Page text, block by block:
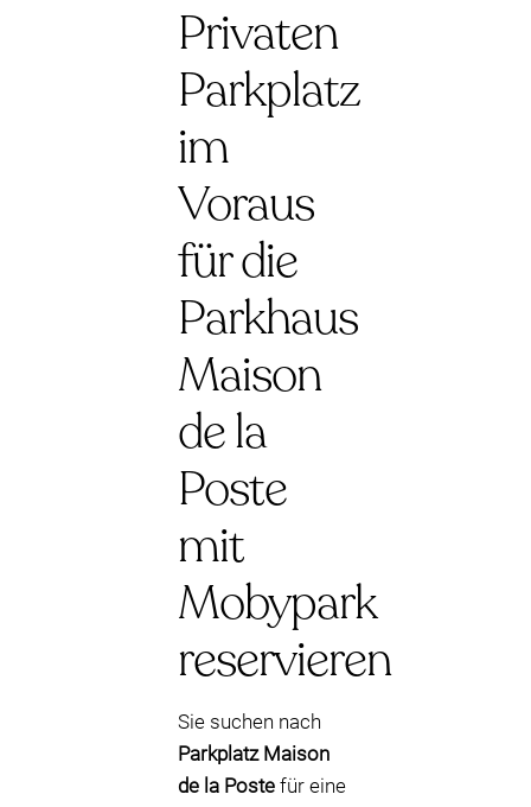
Privaten
Parkplatz
im
Voraus
für die
Parkhaus
Maison
de la
Poste
mit
Mobypark
reservieren
Sie suchen nach
Parkplatz Maison
de la Poste für eine